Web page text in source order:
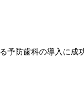
予防歯科の導入に成